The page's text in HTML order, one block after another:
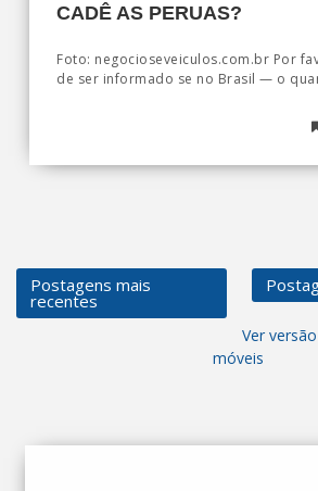
CADÊ AS PERUAS?
Foto: negocioseveiculos.com.br Por
de ser informado se no Brasil — o
Postagens mais
recentes
Ver
móveis